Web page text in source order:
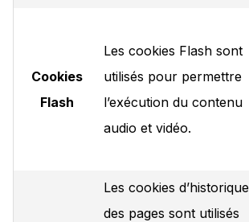
Cookies
Flash
Les cookies Flash sont
utilisés pour permettre
l’exécution du contenu
audio et vidéo.
Les cookies d’historique
des pages sont utilisés